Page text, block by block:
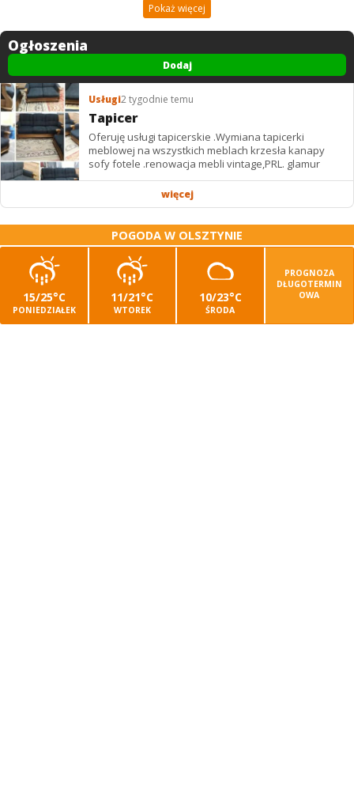
Pokaż więcej
Ogłoszenia
Dodaj
Usługi2 tygodnie temu
Tapicer
Oferuję usługi tapicerskie .Wymiana tapicerki
meblowej na wszystkich meblach krzesła kanapy
sofy fotele .renowacja mebli vintage,PRL. glamur
więcej
POGODA W OLSZTYNIE
15/25°C
PONIEDZIAŁEK
11/21°C
WTOREK
10/23°C
ŚRODA
PROGNOZA
DŁUGOTERMIN
OWA